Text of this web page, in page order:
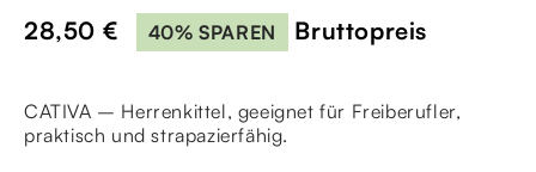
28,50 € 40% SPAREN Bruttopreis
CATIVA – Herrenkittel, geeignet für Freiberufler,
praktisch und strapazierfähig.